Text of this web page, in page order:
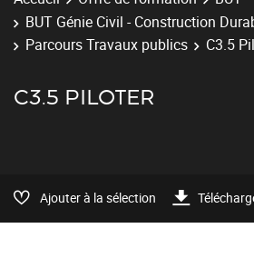
BUT Génie Civil - Construction
Parcours Travaux publics
C3.5
C3.5 PILOTER
Ajouter à la sélection